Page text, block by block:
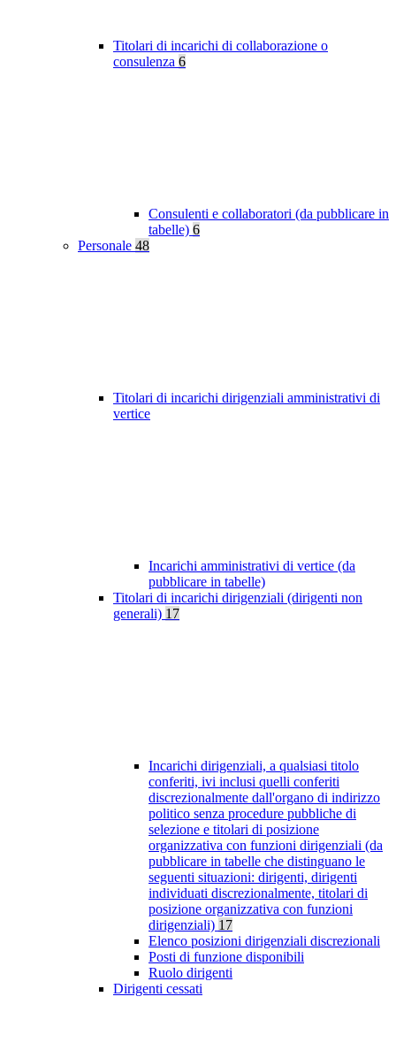
Titolari di incarichi di collaborazione o
consulenza 6
Consulenti e collaboratori (da pubblicare in
tabelle) 6
Personale 48
Titolari di incarichi dirigenziali amministrativi di
vertice
Incarichi amministrativi di vertice (da
pubblicare in tabelle)
Titolari di incarichi dirigenziali (dirigenti non
generali) 17
Incarichi dirigenziali, a qualsiasi titolo
conferiti, ivi inclusi quelli conferiti
discrezionalmente dall'organo di indirizzo
politico senza procedure pubbliche di
selezione e titolari di posizione
organizzativa con funzioni dirigenziali (da
pubblicare in tabelle che distinguano le
seguenti situazioni: dirigenti, dirigenti
individuati discrezionalmente, titolari di
posizione organizzativa con funzioni
dirigenziali) 17
Elenco posizioni dirigenziali discrezionali
Posti di funzione disponibili
Ruolo dirigenti
Dirigenti cessati